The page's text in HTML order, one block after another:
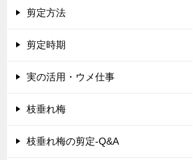
剪定方法
剪定時期
実の活用・ウメ仕事
枝垂れ梅
枝垂れ梅の剪定-Q&A